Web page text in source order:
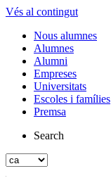
Vés al contingut
Nous alumnes
Alumnes
Alumni
Empreses
Universitats
Escoles i famílies
Premsa
Search